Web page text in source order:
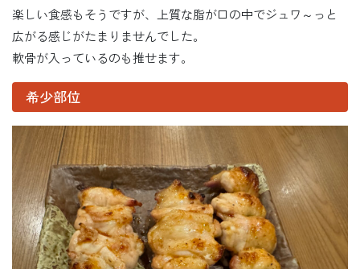
楽しい食感もそうですが、上質な脂が口の中でジュワ～っと
広がる感じがたまりませんでした。
軟骨が入っているのも推せます。
希少部位